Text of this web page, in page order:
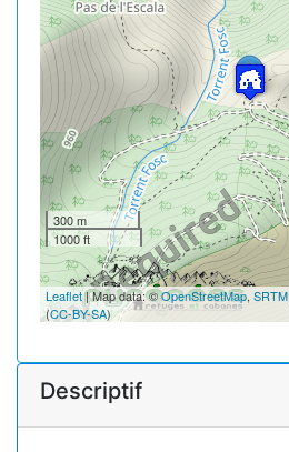
300 m
1000 ft
Leaflet| Map data: ©OpenStreetMap, SRTM
(CC-BY-SA)
Descriptif